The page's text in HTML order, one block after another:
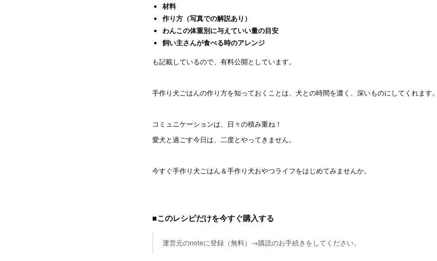
材料
作り方（写真での解説あり）
わんこの体重別に与えていい量の目安
飼い主さんが食べる時のアレンジ
も記載しているので、有料公開としています。
手作り犬ごはんの作り方を知っておくことは、犬との時間を濃く、深いものにしてくれます
コミュニケーションは、日々の積み重ね！
愛犬と過ごす今日は、二度とやってきません。
今すぐ手作り犬ごはん＆手作り犬おやつライフをはじめてみませんか。
■このレシピだけを今すぐ購入する
運営元のnoteに登録（無料）→購読のお手続きをしてください。